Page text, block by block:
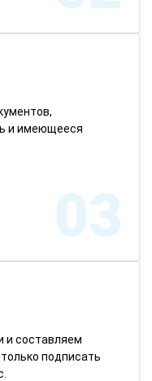
и имеющееся
03
и составляем
подписать